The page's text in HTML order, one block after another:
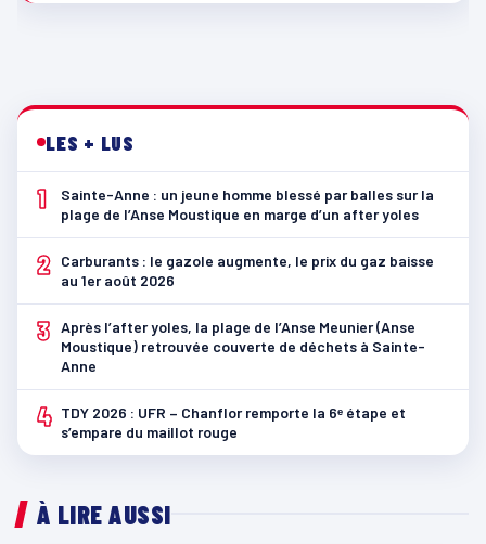
LES + LUS
1
Sainte-Anne : un jeune homme blessé par balles sur la
plage de l’Anse Moustique en marge d’un after yoles
2
Carburants : le gazole augmente, le prix du gaz baisse
au 1er août 2026
3 Après l’after yoles, la plage de l’Anse Meunier (Anse
Moustique) retrouvée couverte de déchets à Sainte-
Anne
4 TDY 2026 : UFR – Chanflor remporte la 6ᵉ étape et
s’empare du maillot rouge
À LIRE AUSSI